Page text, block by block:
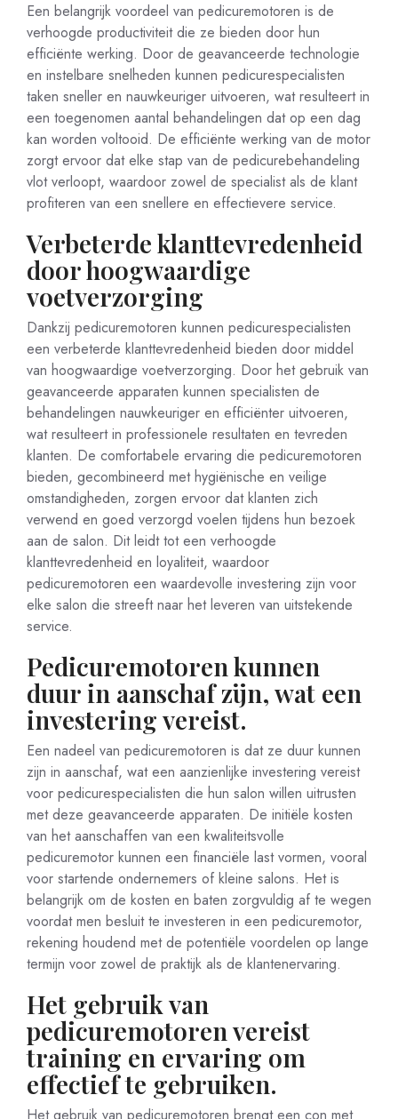
Een belangrijk voordeel van pedicuremotoren is de
verhoogde productiviteit die ze bieden door hun
efficiënte werking. Door de geavanceerde technologie
en instelbare snelheden kunnen pedicurespecialisten
taken sneller en nauwkeuriger uitvoeren, wat resulteert in
een toegenomen aantal behandelingen dat op een dag
kan worden voltooid. De efficiënte werking van de motor
zorgt ervoor dat elke stap van de pedicurebehandeling
vlot verloopt, waardoor zowel de specialist als de klant
profiteren van een snellere en effectievere service.
Verbeterde klanttevredenheid
door hoogwaardige
voetverzorging
Dankzij pedicuremotoren kunnen pedicurespecialisten
een verbeterde klanttevredenheid bieden door middel
van hoogwaardige voetverzorging. Door het gebruik van
geavanceerde apparaten kunnen specialisten de
behandelingen nauwkeuriger en efficiënter uitvoeren,
wat resulteert in professionele resultaten en tevreden
klanten. De comfortabele ervaring die pedicuremotoren
bieden, gecombineerd met hygiënische en veilige
omstandigheden, zorgen ervoor dat klanten zich
verwend en goed verzorgd voelen tijdens hun bezoek
aan de salon. Dit leidt tot een verhoogde
klanttevredenheid en loyaliteit, waardoor
pedicuremotoren een waardevolle investering zijn voor
elke salon die streeft naar het leveren van uitstekende
service.
Pedicuremotoren kunnen
duur in aanschaf zijn, wat een
investering vereist.
Een nadeel van pedicuremotoren is dat ze duur kunnen
zijn in aanschaf, wat een aanzienlijke investering vereist
voor pedicurespecialisten die hun salon willen uitrusten
met deze geavanceerde apparaten. De initiële kosten
van het aanschaffen van een kwaliteitsvolle
pedicuremotor kunnen een financiële last vormen, vooral
voor startende ondernemers of kleine salons. Het is
belangrijk om de kosten en baten zorgvuldig af te wegen
voordat men besluit te investeren in een pedicuremotor,
rekening houdend met de potentiële voordelen op lange
termijn voor zowel de praktijk als de klantenervaring.
Het gebruik van
pedicuremotoren vereist
training en ervaring om
effectief te gebruiken.